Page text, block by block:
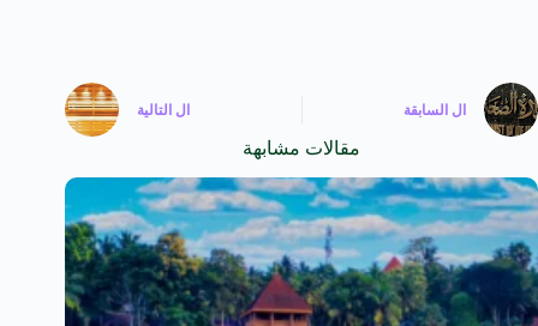
ال السابقة ال التالية
مقالات مشابهة